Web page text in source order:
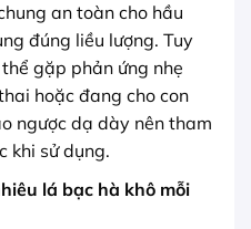
an toàn cho hầu
đúng liều lượng. Tuy
gặp phản ứng nhẹ
hoặc đang cho con
ngược dạ dày nên tham
khi sử dụng.
lá bạc hà khô mỗi